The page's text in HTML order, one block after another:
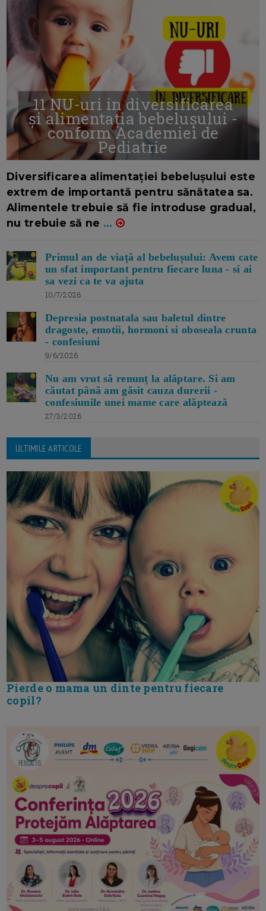
11 NU-uri in diversificarea
și alimentația bebelușului -
conform Academiei de
Pediatrie
Diversificarea alimentației bebelușului este
extrem de importantă pentru sănătatea sa.
Alimentele trebuie să fie introduse gradual,
nu trebuie să ne ...
Primul an de viață al bebelușului: Avem cate
un sfat important pentru fiecare luna - si ai
sa vezi ca te va ajuta
10/7/2026
Depresia postnatala sau baletul dintre
dragoste, emotii, hormoni si oboseala crunta
- confesiuni
9/6/2026
Nu am vrut să renunț la alăptare. Si am
căutat până am găsit cauza durerii -
confesiunile unei mame care alăptează
27/3/2026
ULTIMILE ARTICOLE
Pierde o mama un dinte pentru fiecare
copil?